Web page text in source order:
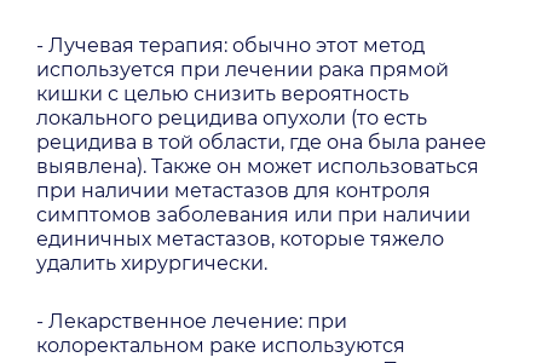
- Лучевая терапия: обычно этот метод
используется при лечении рака прямой
кишки с целью снизить вероятность
локального рецидива опухоли (то есть
рецидива в той области, где она была ранее
выявлена). Также он может использоваться
при наличии метастазов для контроля
симптомов заболевания или при наличии
единичных метастазов, которые тяжело
удалить хирургически.
- Лекарственное лечение: при
колоректальном раке используются